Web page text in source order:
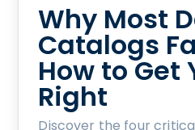
Why Most
Catalogs
How to Get
Right
Discover the four